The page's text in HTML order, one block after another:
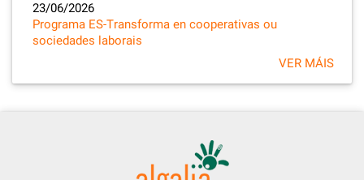
23/06/2026
Programa ES-Transforma en cooperativas ou
sociedades laborais
VER MÁIS